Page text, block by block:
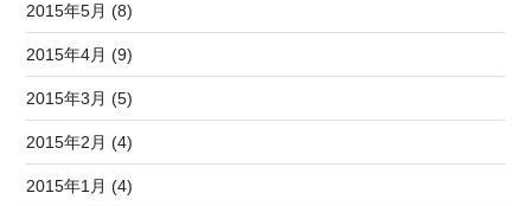
2015年5月 (8)
2015年4月 (9)
2015年3月 (5)
2015年2月 (4)
2015年1月 (4)